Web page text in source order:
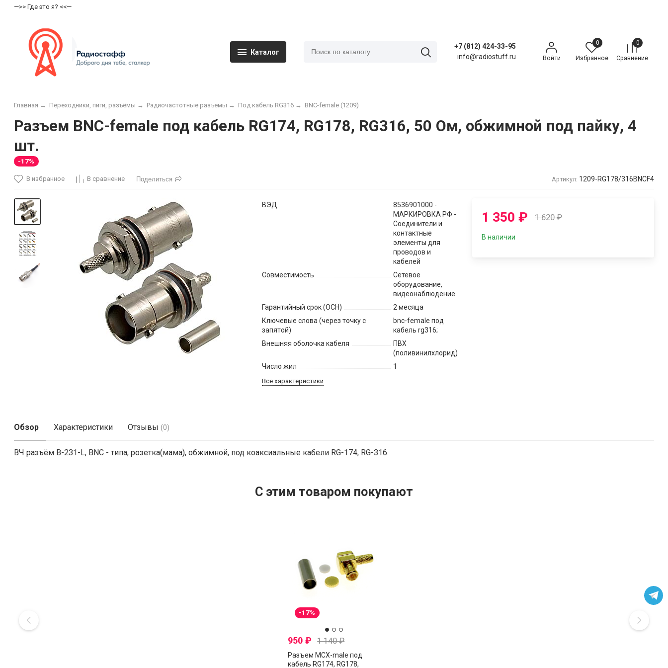
—>> Где это я? <<—
Каталог
+7 (812) 424-33-95
info@radiostuff.ru
Войти
0
Избранное
0
Сравнение
Главная → Переходники, пиги, разъёмы → Радиочастотные разъемы → Под кабель RG316 → BNC-female (1209)
Разъем BNC-female под кабель RG174, RG178, RG316, 50 Ом, обжимной под пайку, 4
шт.
-17%
В избранное В сравнение Поделиться Артикул: 1209-RG178/316BNCF4
ВЭД
8536901000 -
МАРКИРОВКА РФ -
Соединители и
контактные
элементы для
проводов и
кабелей
Совместимость
Сетевое
оборудование,
видеонаблюдение
Гарантийный срок (ОСН)
2 месяца
Ключевые слова (через точку с
запятой)
bnc-female под
кабель rg316;
Внешняя оболочка кабеля
ПВХ
(поливинилхлорид)
Число жил
1
Все характеристики
1 350₽ 1 620₽
В наличии
Обзор Характеристики Отзывы (0)
ВЧ разъём B-231-L, BNC - типа, розетка(мама), обжимной, под коаксиальные кабели RG-174, RG-316.
C этим товаром покупают
-17%
950 ₽ 1 140₽
Разъем MCX-male под
кабель RG174, RG178,